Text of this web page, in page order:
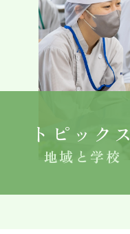
キャンパスライフ
就職
よくある質問
トピックス
地域と学校